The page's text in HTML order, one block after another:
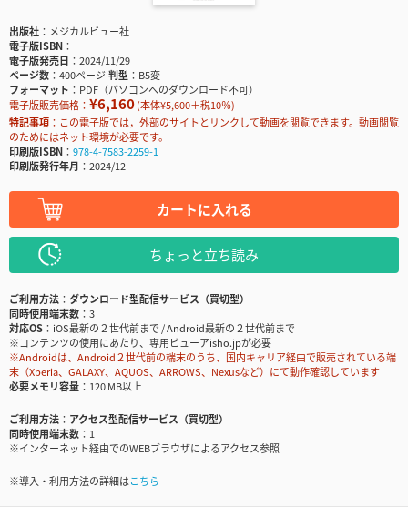
出版社
メジカルビュー社
電子版ISBN
電子版発売日
2024/11/29
ページ数
400ページ判型
B5変
フォーマット
PDF（パソコンへのダウンロード不可）
電子版販売価格： ¥6,160(本体¥5,600＋税10％)
特記事項
この電子版では，外部のサイトとリンクして動画を閲覧できます。動画閲覧
のためにはネット環境が必要です。
印刷版ISBN
978-4-7583-2259-1
印刷版発行年月
2024/12
カートに入れる
ちょっと立ち読み
ご利用方法
ダウンロード型配信サービス（買切型）
同時使用端末数
3
対応OS
iOS最新の２世代前まで / Android最新の２世代前まで
※コンテンツの使用にあたり、専用ビューアisho.jpが必要
※Androidは、Android２世代前の端末のうち、国内キャリア経由で販売されている端
末（Xperia、GALAXY、AQUOS、ARROWS、Nexusなど）にて動作確認しています
必要メモリ容量
120 MB以上
ご利用方法
アクセス型配信サービス（買切型）
同時使用端末数
1
※インターネット経由でのWEBブラウザによるアクセス参照
※導入・利用方法の詳細はこちら